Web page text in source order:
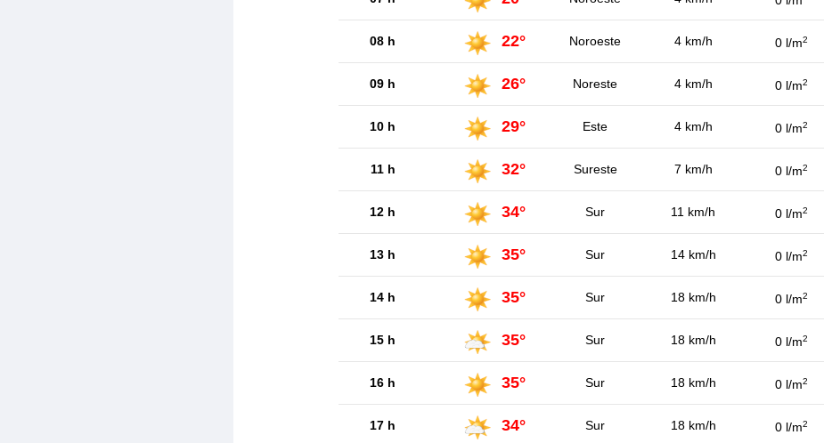
08 h 22° Noroeste 4 km/h 0 l/m2
09 h 26° Noreste 4 km/h 0 l/m2
10 h 29° Este 4 km/h 0 l/m2
11 h 32° Sureste 7 km/h 0 l/m2
12 h 34° Sur 11 km/h 0 l/m2
13 h 35° Sur 14 km/h 0 l/m2
14 h 35° Sur 18 km/h 0 l/m2
15 h 35° Sur 18 km/h 0 l/m2
16 h 35° Sur 18 km/h 0 l/m2
17 h 34° Sur 18 km/h 0 l/m2